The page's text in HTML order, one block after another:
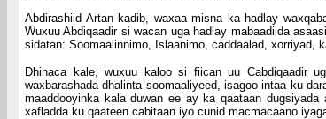
Abdirashiid Artan kadib, waxaa misna ka hadlay
Wuxuu Abdiqaadir si wacan uga hadlay mabaadiida
sidatan: Soomaalinnimo, Islaanimo, caddaalad, xorriyad,
Dhinaca kale, wuxuu kaloo si fiican uu Cabdiqaadir
waxbarashada dhalinta soomaaliyeed, isagoo intaa ku
maaddooyinka kala duwan ee ay ka qaataan
xafladda ku qaateen cabitaan iyo cunid macmacaano